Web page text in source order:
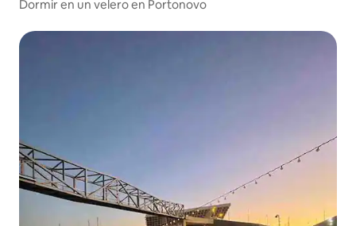
Dormir en un velero en Portonovo